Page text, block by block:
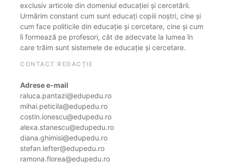
exclusiv articole din domeniul educației și cercetării.
Urmărim constant cum sunt educați copiii noștri, cine și
cum face politicile din educație și cercetare, cine și cum
îi formează pe profesori, cât de adecvate la lumea în
care trăim sunt sistemele de educație și cercetare.
CONTACT REDACȚIE
Adrese e-mail
raluca.pantazi@edupedu.ro
mihai.peticila@edupedu.ro
costin.ionescu@edupedu.ro
alexa.stanescu@edupedu.ro
diana.ghimisi@edupedu.ro
stefan.lefter@edupedu.ro
ramona.florea@edupedu.ro